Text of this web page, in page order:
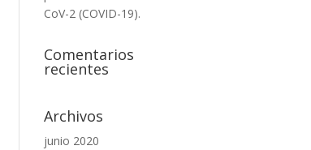
CoV-2 (COVID-19).
Comentarios
recientes
Archivos
junio 2020